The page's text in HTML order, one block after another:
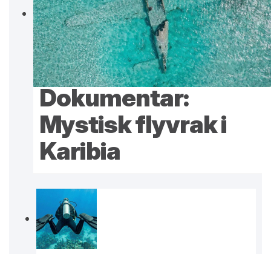
Dokumentar:
Mystisk flyvrak i
Karibia